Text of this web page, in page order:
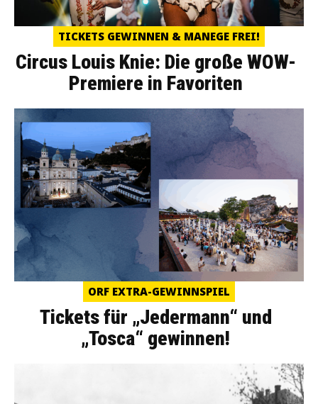
TICKETS GEWINNEN & MANEGE FREI!
Circus Louis Knie: Die große WOW-
Premiere in Favoriten
ORF EXTRA-GEWINNSPIEL
Tickets für „Jedermann“ und
„Tosca“ gewinnen!